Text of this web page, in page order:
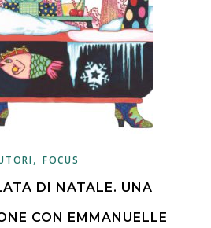
, FOCUS
DI NATALE. UNA
CON EMMANUELLE